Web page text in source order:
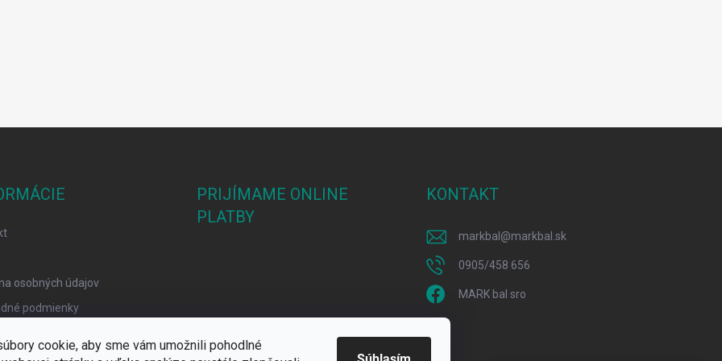
cookie, aby sme vám umožnili pohodlné
osobných údajov
podmienky
Cookies
PRIJÍMAME ONLINE
PLATBY
KONTAKT
markbal @markbal.sk
0905/458 656
MARK bal sro